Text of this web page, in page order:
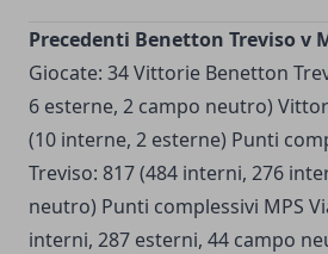
Precedenti Benetton Treviso v
Giocate: 34 Vittorie Benetton
6 esterne, 2 campo neutro)
(10 interne, 2 esterne) Punti
Treviso: 817 (484 interni, 276
neutro) Punti complessivi MPS
interni, 287 esterni, 44 campo